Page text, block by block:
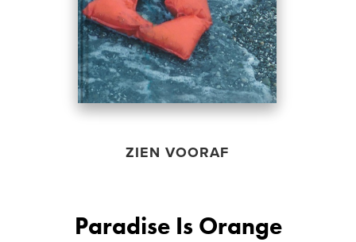
ZIEN VOORAF
Paradise Is Orange